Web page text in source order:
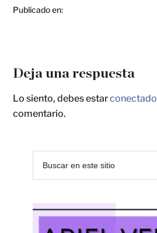
Publicado en:
Deja una respuesta
Lo siento, debes estarconectado
comentario.